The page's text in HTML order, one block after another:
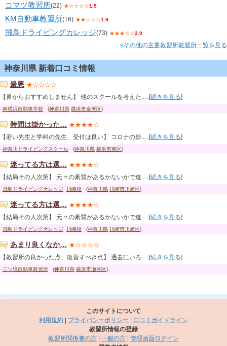
コマツ教習所(22) ★☆☆☆☆1.5
KM自動車教習所(16) ★★☆☆☆1.9
飛鳥ドライビングカレッジ(73) ★★★☆☆2.9
»その他の主要教習所教習所一覧を見る
神奈川県 新着口コミ情報
最悪 ★☆☆☆☆
【鼻からおすすめしません】 他のスクールを考えた.....[続きを見る]
南横浜自動車学校 (神奈川県 横浜市金沢区)
時間は掛かった… ★★★★☆
【若い先生と学科の先生、受付は良い】 コロナの影.....[続きを見る]
神奈川ドライビングスクール (神奈川県 横浜市南区)
迷ってる方は選… ★★★★☆
【結局その人次第】 元々の素質があるかないかで進.....[続きを見る]
飛鳥ドライビングカレッジ 川崎校 (神奈川県 川崎市川崎区)
迷ってる方は選… ★★★★☆
【結局その人次第】 元々の素質があるかないかで進.....[続きを見る]
飛鳥ドライビングカレッジ 川崎校 (神奈川県 川崎市川崎区)
あまり良くなか… ★☆☆☆☆
【教習所の良かった点、改善すべき点】 過去にいろ.....[続きを見る]
三ツ境自動車教習所 (神奈川県 横浜市瀬谷区)
このサイトについて
利用規約
プライバシーポリシー
口コミガイドライン
教習所情報の登録
教習所関係者の方
一般の方
管理画面ログイン